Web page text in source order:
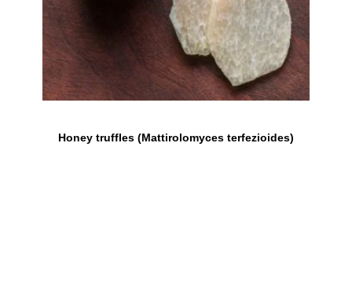
Honey truffles (Mattirolomyces terfezioides)